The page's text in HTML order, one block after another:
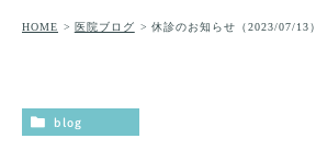
HOME 医院ブログ 休診のお知らせ（2023/07/13）
blog